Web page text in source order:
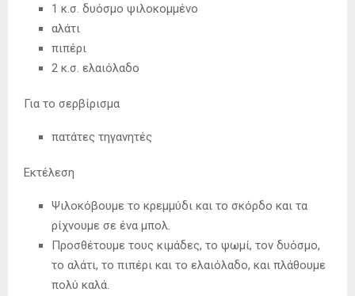
1 κ.σ. δυόσμο ψιλοκομμένο
αλάτι
πιπέρι
2 κ.σ. ελαιόλαδο
Για το σερβίρισμα
πατάτες τηγανητές
Εκτέλεση
Ψιλοκόβουμε το κρεμμύδι και το σκόρδο και τα
ρίχνουμε σε ένα μπολ.
Προσθέτουμε τους κιμάδες, το ψωμί, τον δυόσμο,
το αλάτι, το πιπέρι και το ελαιόλαδο, και πλάθουμε
πολύ καλά.